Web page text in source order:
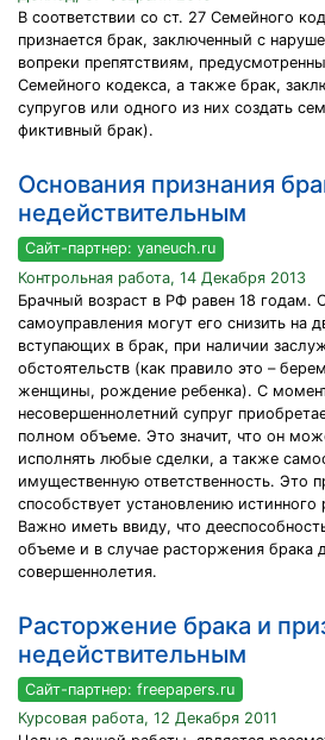
В соответствии со ст. 27 Семейного
признается брак, заключенный с
вопреки препятствиям,
Семейного кодекса, а также брак,
супругов или одного из них создать
фиктивный брак).
Основания признания
недействительным
Сайт-партнер: yaneuch.ru
Контрольная работа, 14 Декабря 2013
Брачный возраст в РФ равен 18 годам.
самоуправления могут его снизить на
вступающих в брак, при наличии
обстоятельств (как правило это –
женщины, рождение ребенка). С
несовершеннолетний супруг
полном объеме. Это значит, что он
исполнять любые сделки, а также
имущественную ответственность. Это
способствует установлению истинного
Важно иметь ввиду, что
объеме и в случае расторжения брака
совершеннолетия.
Расторжение брака и
недействительным
Сайт-партнер: freepapers.ru
Курсовая работа, 12 Декабря 2011